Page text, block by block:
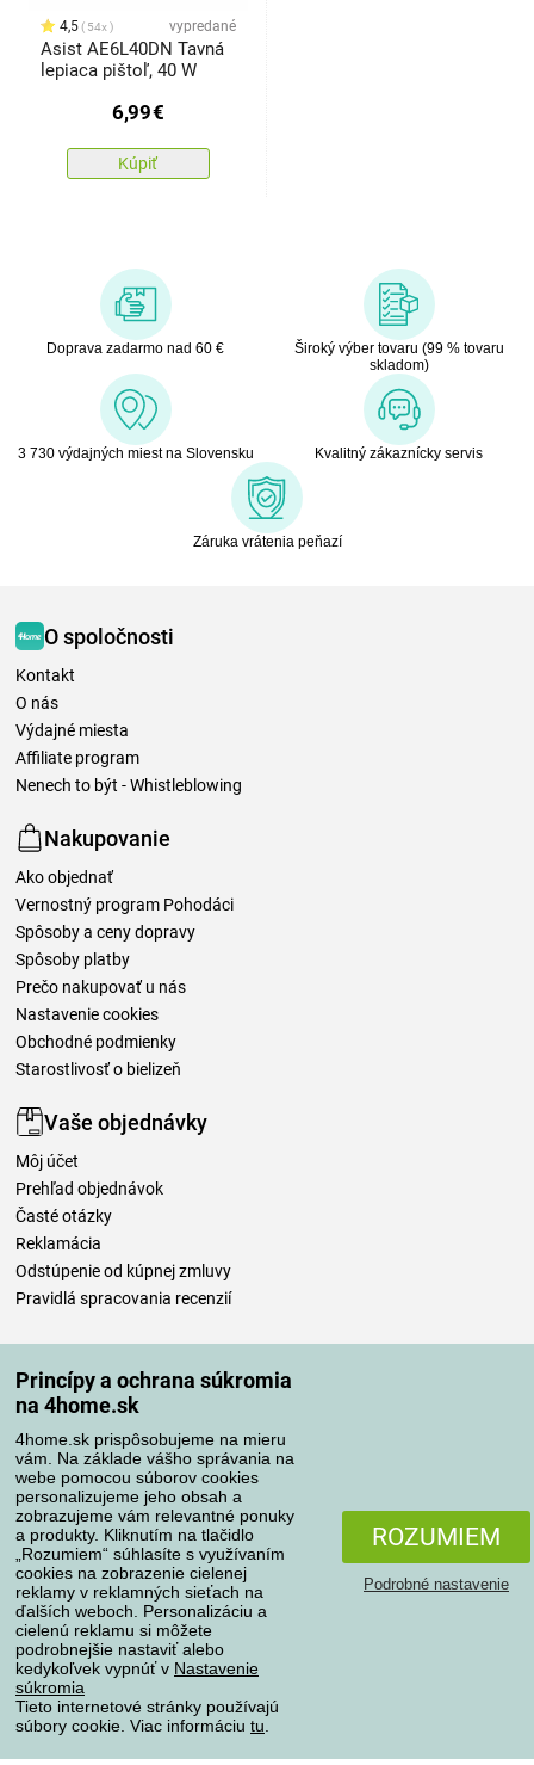
Princípy a ochrana súkromia
na 4home.sk
4home.sk prispôsobujeme na mieru
vám. Na základe vášho správania na
webe pomocou súborov cookies
personalizujeme jeho obsah a
zobrazujeme vám relevantné ponuky
a produkty. Kliknutím na tlačidlo
„Rozumiem“ súhlasíte s využívaním
cookies na zobrazenie cielenej
reklamy v reklamných sieťach na
ďalších weboch. Personalizáciu a
cielenú reklamu si môžete
podrobnejšie nastaviť alebo
kedykoľvek vypnúť v Nastavenie
súkromia
Tieto internetové stránky používajú
súbory cookie. Viac informáciu tu
ROZUMIEM
Podrobné nastavenie
4,5 54x vypredané
Asist AE6L40DN Tavná
lepiaca pištoľ, 40 W
6,99€
Kúpiť
Doprava zadarmo nad 60 €
Široký výber tovaru (99 % tovaru
skladom)
3 730 výdajných miest na Slovensku Kvalitný zákaznícky servis
Záruka vrátenia peňazí
O spoločnosti
Kontakt
O nás
Výdajné miesta
Affiliate program
Nenech to být - Whistleblowing
Nakupovanie
Ako objednať
Vernostný program Pohodáci
Spôsoby a ceny dopravy
Spôsoby platby
Prečo nakupovať u nás
Nastavenie cookies
Obchodné podmienky
Starostlivosť o bielizeň
Vaše objednávky
Môj účet
Prehľad objednávok
Časté otázky
Reklamácia
Odstúpenie od kúpnej zmluvy
Pravidlá spracovania recenzií
Spôsoby platby
Spoľahlivý obchod